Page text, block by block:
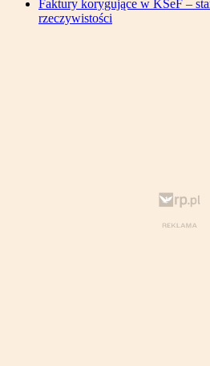
Faktury korygujące w KSeF –
rzeczywistości